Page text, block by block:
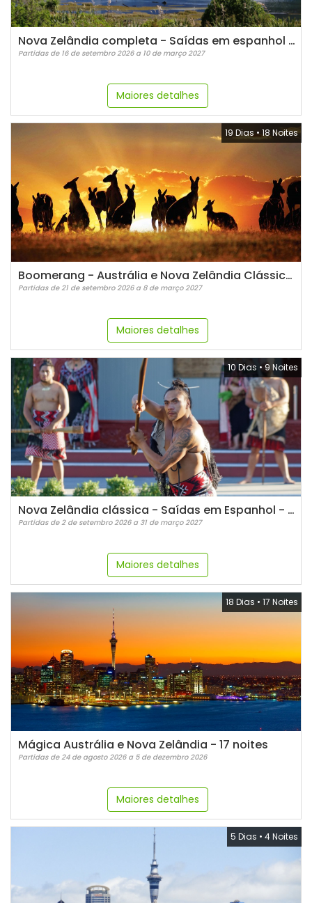
Nova Zelândia completa - Saídas em espanhol (2026/2027)
Partidas de 16 de setembro 2026 a 10 de março 2027
Maiores detalhes
19 Dias • 18 Noites
Boomerang - Austrália e Nova Zelândia Clássica - Em espanhol
Partidas de 21 de setembro 2026 a 8 de março 2027
Maiores detalhes
10 Dias • 9 Noites
Nova Zelândia clássica - Saídas em Espanhol - 2026/2027
Partidas de 2 de setembro 2026 a 31 de março 2027
Maiores detalhes
18 Dias • 17 Noites
Mágica Austrália e Nova Zelândia - 17 noites
Partidas de 24 de agosto 2026 a 5 de dezembro 2026
Maiores detalhes
5 Dias • 4 Noites